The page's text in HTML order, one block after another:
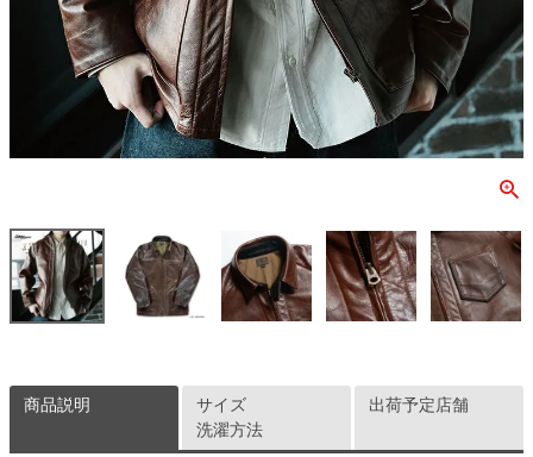
商品説明
サイズ
洗濯方法
出荷予定店舗